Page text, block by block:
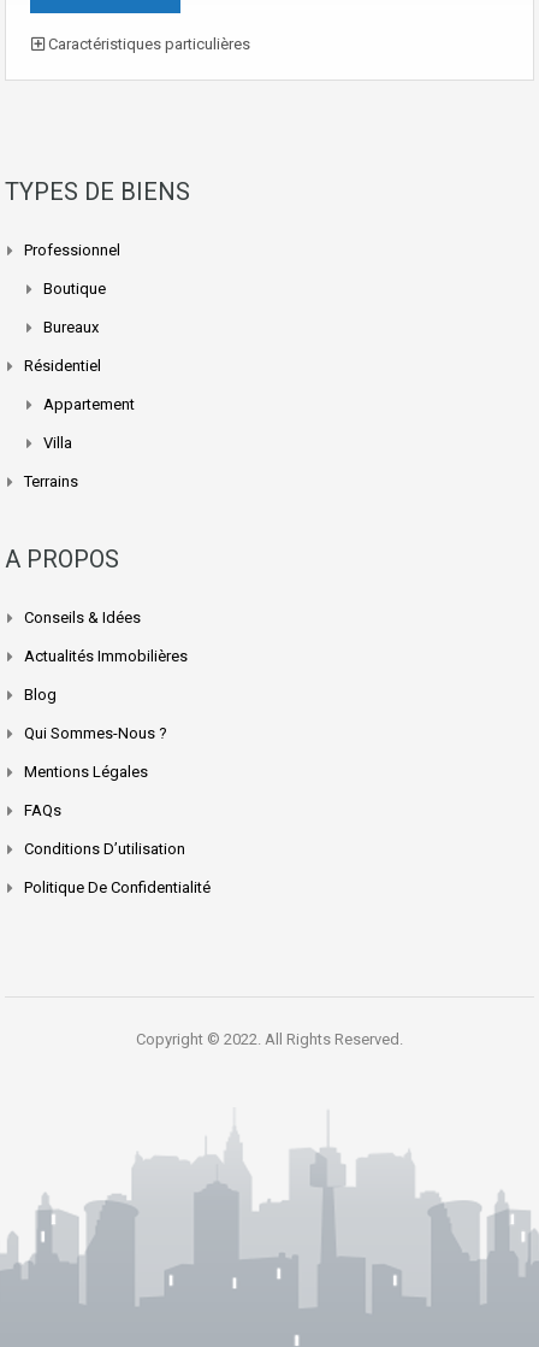
Caractéristiques particulières
TYPES DE BIENS
Professionnel
Boutique
Bureaux
Résidentiel
Appartement
Villa
Terrains
A PROPOS
Conseils & Idées
Actualités Immobilières
Blog
Qui Sommes-Nous ?
Mentions Légales
FAQs
Conditions D’utilisation
Politique De Confidentialité
Copyright © 2022. All Rights Reserved.